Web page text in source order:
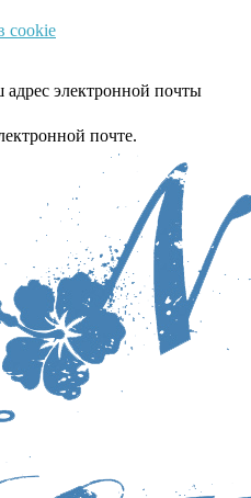
cookie
электронной почты
почте.